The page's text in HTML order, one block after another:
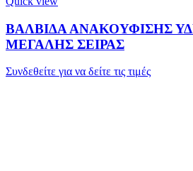
ΒΑΛΒΙΔΑ ΑΝΑΚΟΥΦΙΣΗΣ
ΜΕΓΑΛΗΣ ΣΕΙΡΑΣ
Συνδεθείτε για να δείτε τις τιμές